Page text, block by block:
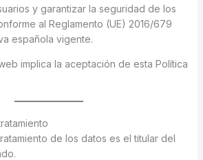
y garantizar la seguridad de los
al Reglamento (UE) 2016/679
española vigente.
implica la aceptación de esta Política
de los datos es el titular del